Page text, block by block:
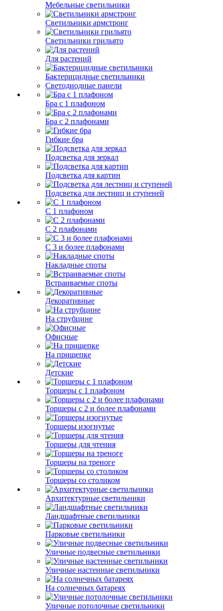
Мебельные светильники
Светильники армстронг
Светильники грильято
Для растений
Бактерицидные светильники
Светодиодные панели
Бра с 1 плафоном
Бра с 2 плафонами
Гибкие бра
Подсветка для зеркал
Подсветка для картин
Подсветка для лестниц и ступеней
С 1 плафоном
С 2 плафонами
С 3 и более плафонами
Накладные споты
Встраиваемые споты
Декоративные
На струбцине
Офисные
На прищепке
Детские
Торшеры с 1 плафоном
Торшеры с 2 и более плафонами
Торшеры изогнутые
Торшеры для чтения
Торшеры на треноге
Торшеры со столиком
Архитектурные светильники
Ландшафтные светильники
Парковые светильники
Уличные подвесные светильники
Уличные настенные светильники
На солнечных батареях
Уличные потолочные светильники